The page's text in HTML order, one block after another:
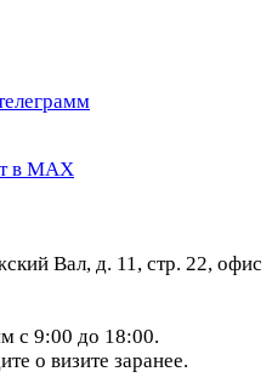
в МАХ
Вал, д. 11, стр. 22, офис
с 9:00 до 18:00.
о визите заранее.